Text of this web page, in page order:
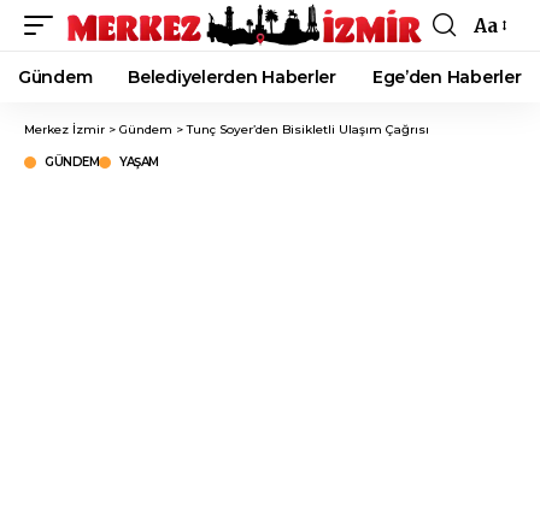
Font
Resizer
Aa
Gündem Belediyelerden Haberler Ege’den Haberler
Merkez İzmir > Gündem >Tunç Soyer’den Bisikletli Ulaşım Çağrısı
GÜNDEM YAŞAM